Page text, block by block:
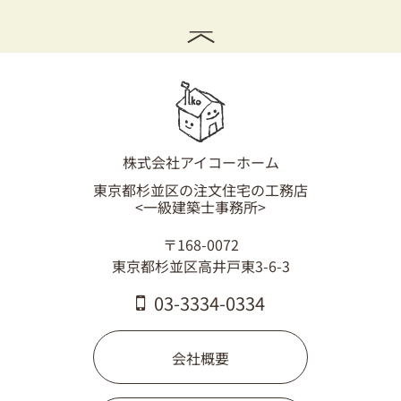
株式会社アイコーホーム
東京都杉並区の注文住宅の工務店
<一級建築士事務所>
〒168-0072
東京都杉並区高井戸東3-6-3
03-3334-0334
会社概要